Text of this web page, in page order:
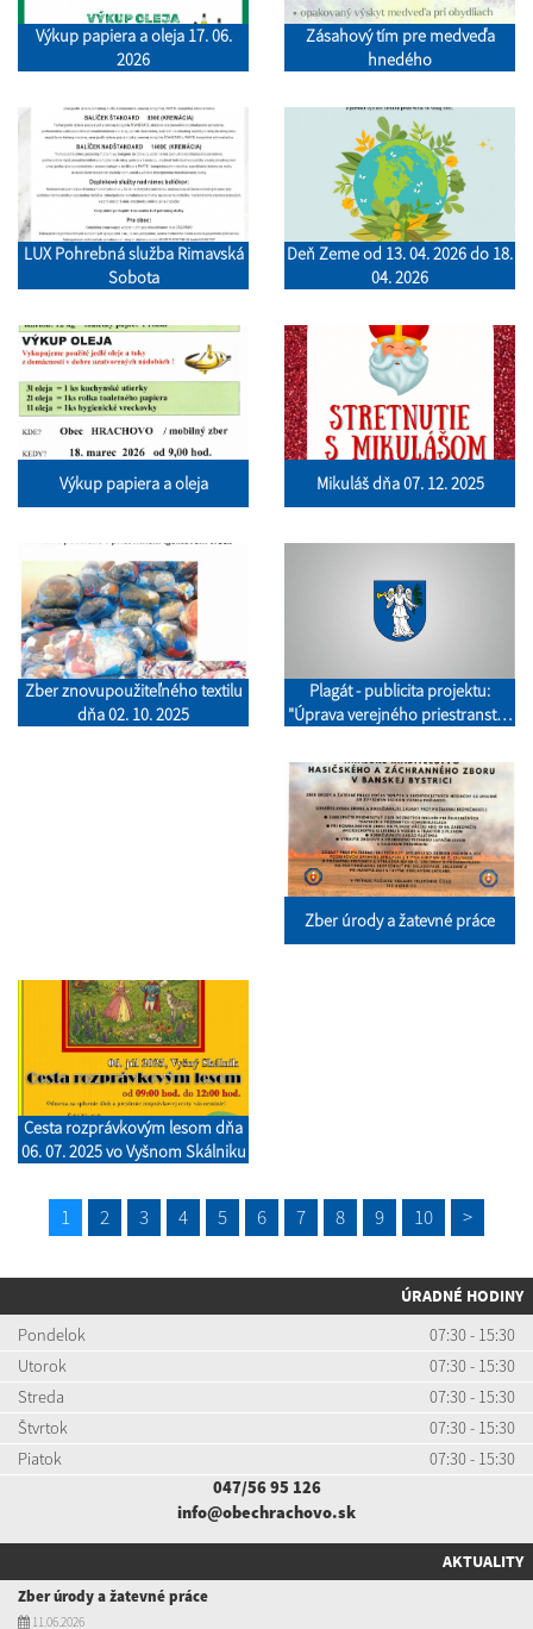
Výkup papiera a oleja 17. 06.
2026
Zásahový tím pre medveďa
hnedého
LUX Pohrebná služba Rimavská
Sobota
Deň Zeme od 13. 04. 2026 do 18.
04. 2026
Výkup papiera a oleja Mikuláš dňa 07. 12. 2025
Zber znovupoužiteľného textilu
dňa 02. 10. 2025
Plagát - publicita projektu:
"Úprava verejného priestranstva
Zber úrody a žatevné práce
Cesta rozprávkovým lesom dňa
06. 07. 2025 vo Vyšnom Skálniku
1 2 3 4 5 6 7 8 9 10 >
ÚRADNÉ HODINY
Pondelok
07:30 - 15:30
Utorok
07:30 - 15:30
Streda
07:30 - 15:30
Štvrtok
07:30 - 15:30
Piatok
07:30 - 15:30
047/56 95 126
info@obechrachovo.sk
AKTUALITY
Zber úrody a žatevné práce
11.06.2026